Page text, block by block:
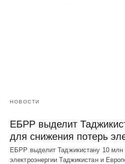
НОВОСТИ
ЕБРР выделит
для снижения потерь
ЕБРР выделит Таджикистану 10 млн
электроэнергии Таджикистан и